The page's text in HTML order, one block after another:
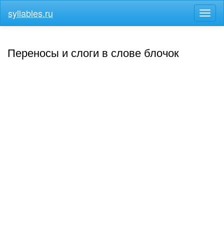
меню
syllables.ru
Переносы и слоги в слове блочок